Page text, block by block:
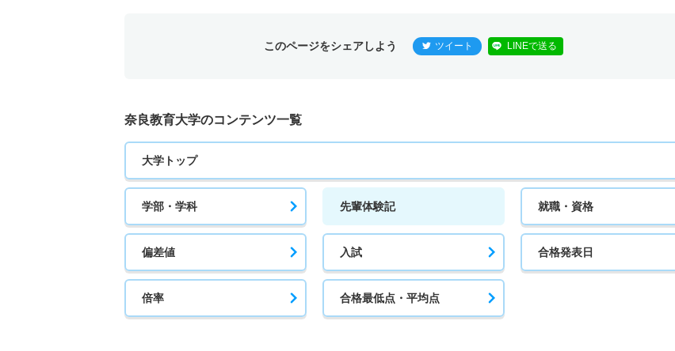
このページをシェアしよう ツイート LINEで送る
奈良教育大学のコンテンツ一覧
大学トップ
学部・学科 先輩体験記 就職・資格
偏差値 入試 合格発表日
倍率 合格最低点・平均点